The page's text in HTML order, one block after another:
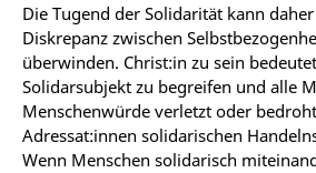
Die Tugend der Solidarität kann
Diskrepanz zwischen
überwinden. Christ:in zu sein
Solidarsubjekt zu begreifen und alle
Menschenwürde verletzt oder
Adressat:innen solidarischen
Wenn Menschen solidarisch